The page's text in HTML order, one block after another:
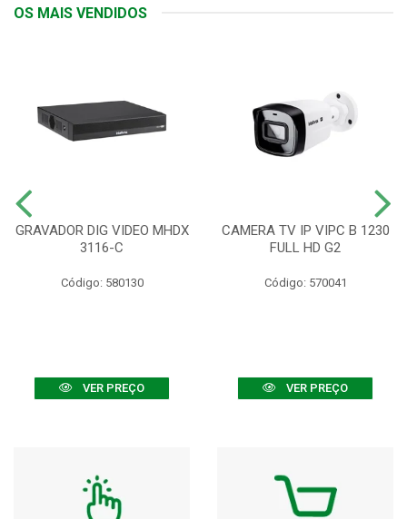
OS MAIS VENDIDOS
GRAVADOR DIG VIDEO MHDX
3116-C
Código: 580130
VER PREÇO
CAMERA TV IP VIPC B 1230
FULL HD G2
Código: 570041
VER PREÇO